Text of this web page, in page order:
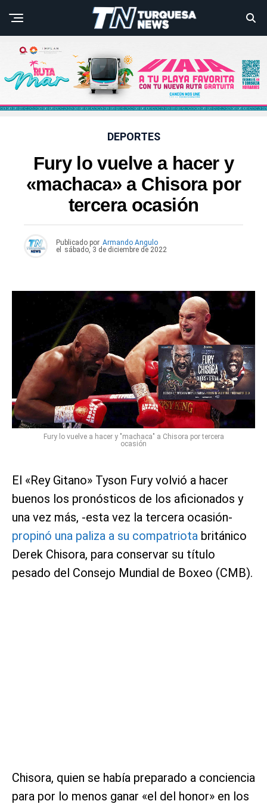
DEPORTES
Fury lo vuelve a hacer y
«machaca» a Chisora por
tercera ocasión
Publicado por Armando Angulo
el
sábado, 3 de diciembre de 2022
Fury lo vuelve a hacer y "machaca" a Chisora por tercera
ocasión
El «Rey Gitano» Tyson Fury volvió a hacer
buenos los pronósticos de los aficionados y
una vez más, -esta vez la tercera ocasión-
propinó una paliza a su compatriota británico
Derek Chisora, para conservar su título
pesado del Consejo Mundial de Boxeo (CMB).
Chisora, quien se había preparado a conciencia
para por lo menos ganar «el del honor» en los